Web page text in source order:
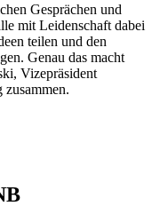
Gesprächen und
mit Leidenschaft dabei
teilen und den
Genau das macht
Vizepräsident
zusammen.